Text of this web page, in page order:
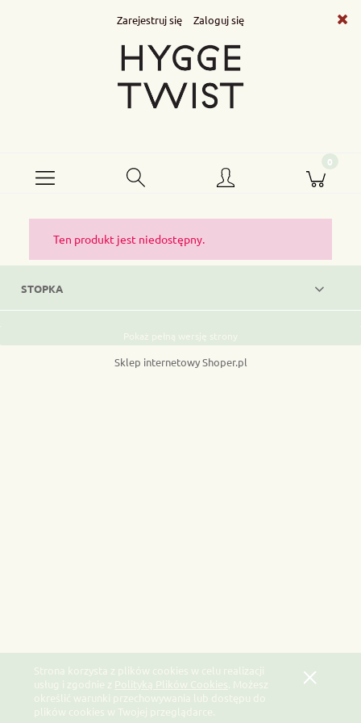
Strona korzysta z plików cookies w celu realizacji
usług i zgodnie z Polityką Plików Cookies . Możesz
określić warunki przechowywania lub dostępu do
plików cookies w Twojej przeglądarce.
Zarejestruj się Zaloguj się
Ten produkt jest niedostępny.
STOPKA
Pokaż pełną wersję strony
Sklep internetowy Shoper.pl